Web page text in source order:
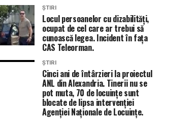
ȘTIRI
Locul persoanelor cu dizabilități,
ocupat de cel care ar trebui să
cunoască legea. Incident în fața
CAS Teleorman.
ȘTIRI
Cinci ani de întârzieri la proiectul
ANL din Alexandria. Tinerii nu se
pot muta, 70 de locuințe sunt
blocate de lipsa intervenției
Agenției Naționale de Locuințe.